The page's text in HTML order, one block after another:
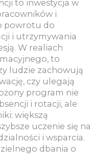
to inwestycja w
i
powrotu do
i utrzymywania
W realiach
to
ludzie zachowują
czy ulegają
program nie
i rotacji, ale
większą
uczenie się
i wsparcia.
dbania o